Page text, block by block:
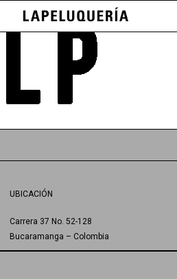
UBICACIÓN
Carrera 37 No. 52-128
Bucaramanga – Colombia